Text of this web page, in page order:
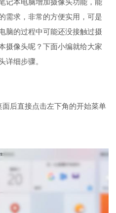
本电脑增加摄像头功能，能
需求，非常的方便实用，可是
脑的过程中可能还没接触过摄
摄像头呢？下面小编就给大家
详细步骤。
后直接点击左下角的开始菜单